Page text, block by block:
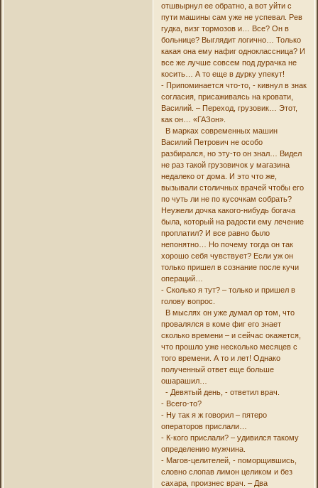
отшвырнул ее обратно, а вот уйти с
пути машины сам уже не успевал. Рев
гудка, визг тормозов и… Все? Он в
больнице? Выглядит логично… Только
какая она ему нафиг одноклассница? И
все же лучше совсем под дурачка не
косить… А то еще в дурку упекут!
- Припоминается что-то, - кивнул в знак
согласия, присаживаясь на кровати,
Василий. – Переход, грузовик… Этот,
как он… «ГАЗон».
В марках современных машин
Василий Петрович не особо
разбирался, но эту-то он знал… Видел
не раз такой грузовичок у магазина
недалеко от дома. И это что же,
вызывали столичных врачей чтобы его
по чуть ли не по кусочкам собрать?
Неужели дочка какого-нибудь богача
была, который на радости ему лечение
проплатил? И все равно было
непонятно… Но почему тогда он так
хорошо себя чувствует? Если уж он
только пришел в сознание после кучи
операций…
- Сколько я тут? – только и пришел в
голову вопрос.
В мыслях он уже думал ор том, что
провалялся в коме фиг его знает
сколько времени – и сейчас окажется,
что прошло уже несколько месяцев с
того времени. А то и лет! Однако
полученный ответ еще больше
ошарашил…
- Девятый день, - ответил врач.
- Всего-то?
- Ну так я ж говорил – пятеро
операторов прислали…
- К-кого прислали? – удивился такому
определению мужчина.
- Магов-целителей, - поморщившись,
словно слопав лимон целиком и без
сахара, произнес врач. – Два